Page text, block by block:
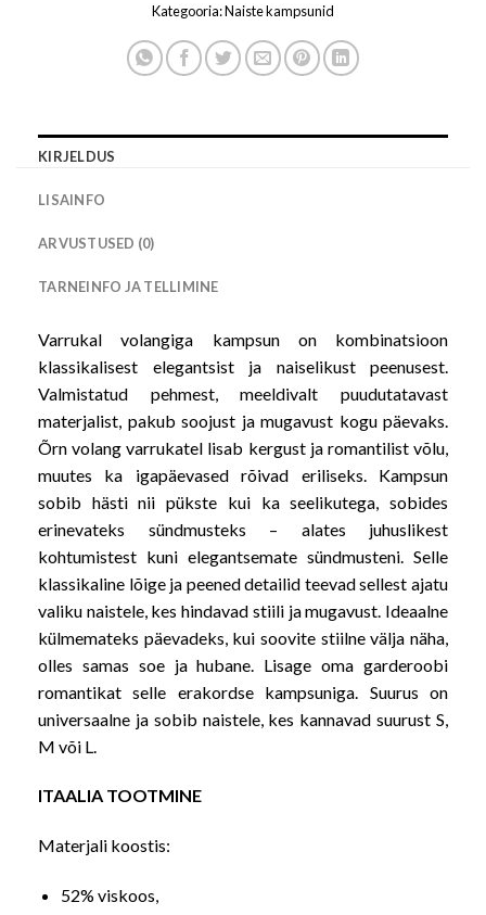
Kategooria:Naiste kampsunid
KIRJELDUS
LISAINFO
ARVUSTUSED (0)
TARNEINFO JA TELLIMINE
Varrukal volangiga kampsun on kombinatsioon
klassikalisest elegantsist ja naiselikust peenusest.
Valmistatud pehmest, meeldivalt puudutatavast
materjalist, pakub soojust ja mugavust kogu päevaks.
Õrn volang varrukatel lisab kergust ja romantilist võlu,
muutes ka igapäevased rõivad eriliseks. Kampsun
sobib hästi nii pükste kui ka seelikutega, sobides
erinevateks sündmusteks – alates juhuslikest
kohtumistest kuni elegantsemate sündmusteni. Selle
klassikaline lõige ja peened detailid teevad sellest ajatu
valiku naistele, kes hindavad stiili ja mugavust. Ideaalne
külmemateks päevadeks, kui soovite stiilne välja näha,
olles samas soe ja hubane. Lisage oma garderoobi
romantikat selle erakordse kampsuniga. Suurus on
universaalne ja sobib naistele, kes kannavad suurust S,
M või L.
ITAALIA TOOTMINE
Materjali koostis:
52% viskoos,